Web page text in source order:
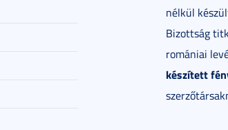
nélkül
Bizottság
romániai
készített